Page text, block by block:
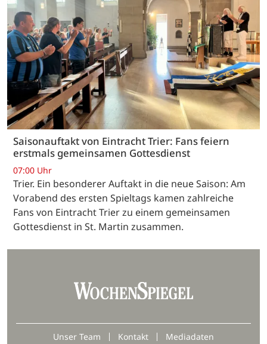
Saisonauftakt von Eintracht Trier: Fans feiern
erstmals gemeinsamen Gottesdienst
07:00 Uhr
Trier. Ein besonderer Auftakt in die neue Saison: Am
Vorabend des ersten Spieltags kamen zahlreiche
Fans von Eintracht Trier zu einem gemeinsamen
Gottesdienst in St. Martin zusammen.
Unser Team Kontakt Mediadaten